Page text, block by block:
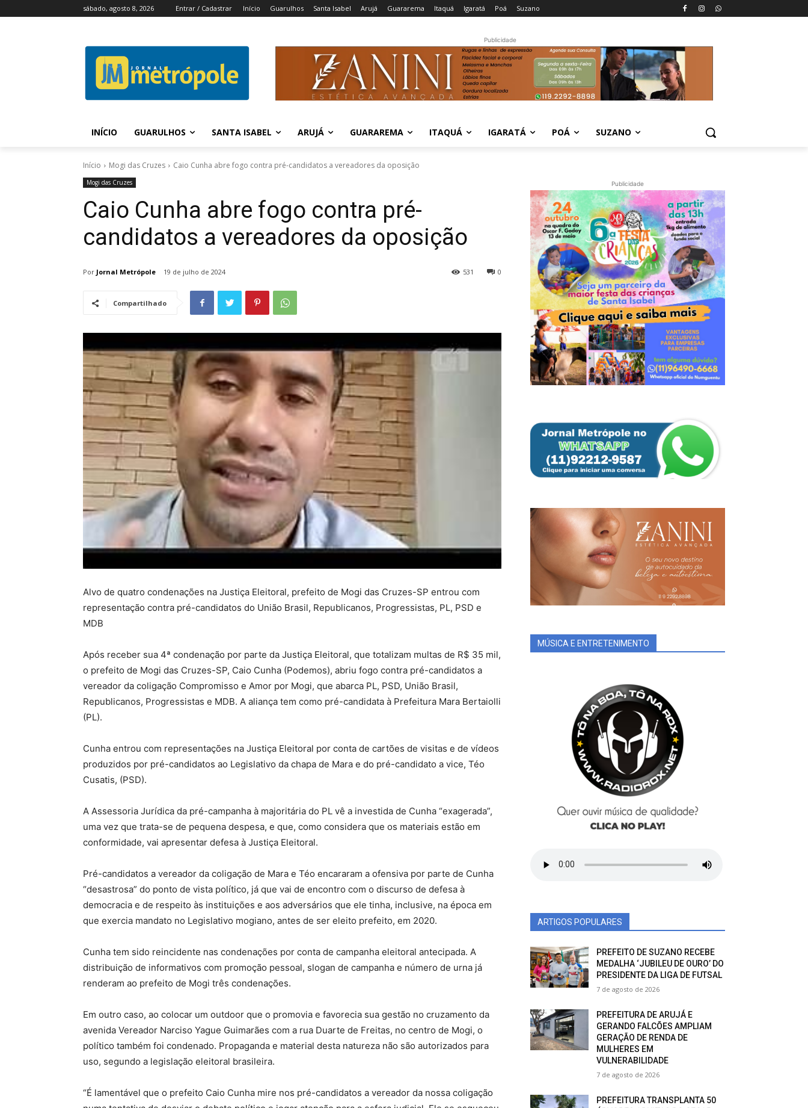
sábado, agosto 8, 2026 Entrar / Cadastrar Início Guarulhos Santa Isabel Arujá Guararema Itaquá Igaratá Poá Suzano
Publicidade
INÍCIO GUARULHOS SANTA ISABEL ARUJÁ GUARAREMA ITAQUÁ IGARATÁ POÁ SUZANO
Início Mogi das Cruzes Caio Cunha abre fogo contra pré-candidatos a vereadores da oposição
Mogi das Cruzes
Caio Cunha abre fogo contra pré-
candidatos a vereadores da oposição
Por Jornal Metrópole 19 de julho de 2024 0
531
Compartilhado
Alvo de quatro condenações na Justiça Eleitoral, prefeito de Mogi das Cruzes-SP entrou com
representação contra pré-candidatos do União Brasil, Republicanos, Progressistas, PL, PSD e
MDB
Após receber sua 4ª condenação por parte da Justiça Eleitoral, que totalizam multas de R$ 35 mil,
o prefeito de Mogi das Cruzes-SP, Caio Cunha (Podemos), abriu fogo contra pré-candidatos a
vereador da coligação Compromisso e Amor por Mogi, que abarca PL, PSD, União Brasil,
Republicanos, Progressistas e MDB. A aliança tem como pré-candidata à Prefeitura Mara Bertaiolli
(PL).
Cunha entrou com representações na Justiça Eleitoral por conta de cartões de visitas e de vídeos
produzidos por pré-candidatos ao Legislativo da chapa de Mara e do pré-candidato a vice, Téo
Cusatis, (PSD).
A Assessoria Jurídica da pré-campanha à majoritária do PL vê a investida de Cunha “exagerada”,
uma vez que trata-se de pequena despesa, e que, como considera que os materiais estão em
conformidade, vai apresentar defesa à Justiça Eleitoral.
Pré-candidatos a vereador da coligação de Mara e Téo encararam a ofensiva por parte de Cunha
“desastrosa” do ponto de vista político, já que vai de encontro com o discurso de defesa à
democracia e de respeito às instituições e aos adversários que ele tinha, inclusive, na época em
que exercia mandato no Legislativo mogiano, antes de ser eleito prefeito, em 2020.
Cunha tem sido reincidente nas condenações por conta de campanha eleitoral antecipada. A
distribuição de informativos com promoção pessoal, slogan de campanha e número de urna já
renderam ao prefeito de Mogi três condenações.
Em outro caso, ao colocar um outdoor que o promovia e favorecia sua gestão no cruzamento da
avenida Vereador Narciso Yague Guimarães com a rua Duarte de Freitas, no centro de Mogi, o
político também foi condenado. Propaganda e material desta natureza não são autorizados para
uso, segundo a legislação eleitoral brasileira.
“É lamentável que o prefeito Caio Cunha mire nos pré-candidatos a vereador da nossa coligação
Publicidade
MÚSICA E ENTRETENIMENTO
ARTIGOS POPULARES
PREFEITO DE SUZANO RECEBE
MEDALHA ‘JUBILEU DE OURO’ DO
PRESIDENTE DA LIGA DE FUTSAL
7 de agosto de 2026
PREFEITURA DE ARUJÁ E
GERANDO FALCÕES AMPLIAM
GERAÇÃO DE RENDA DE
MULHERES EM
VULNERABILIDADE
7 de agosto de 2026
PREFEITURA TRANSPLANTA 50